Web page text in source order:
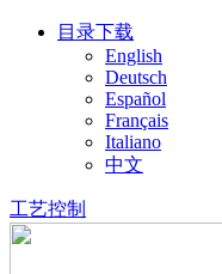
目录下载
English
Deutsch
Español
Français
Italiano
中文
工艺控制